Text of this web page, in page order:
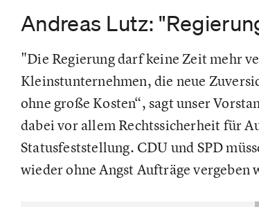
Andreas Lutz:
"Die Regierung darf keine Zeit mehr
Kleinstunternehmen, die neue
ohne große Kosten“, sagt unser
dabei vor allem Rechtssicherheit für
Statusfeststellung. CDU und SPD
wieder ohne Angst Aufträge vergeben